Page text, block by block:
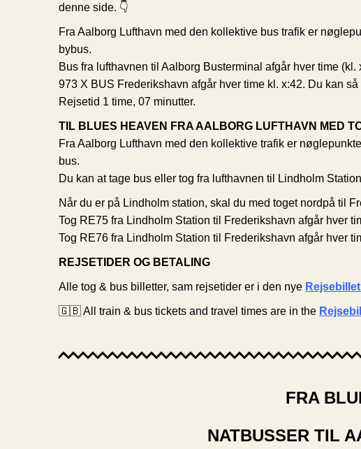
denne side. 👇
Fra Aalborg Lufthavn med den kollektive bus trafik er
bybus.
Bus fra lufthavnen til Aalborg Busterminal afgår hver time
973 X BUS Frederikshavn afgår hver time kl. x:42. Du kan
Rejsetid 1 time, 07 minutter.
TIL BLUES HEAVEN FRA AALBORG LUFTHAVN MED
Fra Aalborg Lufthavn med den kollektive trafik er
bus.
Du kan at tage bus eller tog fra lufthavnen til Lindholm
Når du er på Lindholm station, skal du med toget nordpå til
Tog RE75 fra Lindholm Station til Frederikshavn afgår hver
Tog RE76 fra Lindholm Station til Frederikshavn afgår hver
REJSETIDER OG BETALING
Alle tog & bus billetter, sam rejsetider er i den nye
🇬🇧 All train & bus tickets and travel times are in the
FRA
NATBUSSER TIL